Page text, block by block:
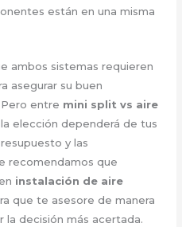
están en una misma
ambos sistemas requieren
asegurar su buen
entre mini split vs aire
la elección dependerá de tus
y las
recomendamos que
instalación de aire
que te asesore de manera
la decisión más acertada.